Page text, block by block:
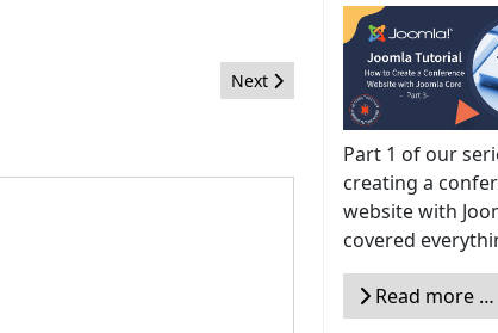
Next article: CCKs & Microdatos
Next
Part 1 of our
creating a
website with
covered
Read more …